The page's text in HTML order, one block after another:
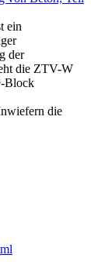
ein
der
die ZTV-W
Block
die